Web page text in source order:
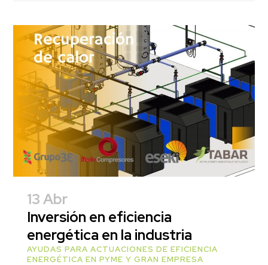
13 Abr
Inversión en eficiencia
energética en la industria
AYUDAS PARA ACTUACIONES DE EFICIENCIA
ENERGÉTICA EN PYME Y GRAN EMPRESA